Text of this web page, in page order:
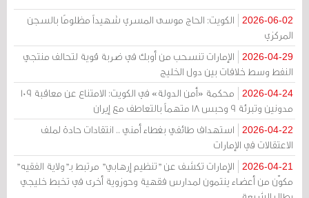
2026-06-02
الكويت: الحاج موسى المسري شهيداً مظلومًا بالسجن
المركزي
2026-04-29
الإمارات تنسحب من أوبك في ضربة قوية لتحالف منتجي
النفط وسط خلافات بين دول الخليج
2026-04-24
محكمة «أمن الدولة» في الكويت: الامتناع عن معاقبة 109
مدونين وتبرئة 9 وحبس 18 متهماً بالتعاطف مع إيران
2026-04-22
استهداف طائفي بغطاء أمني .. انتقادات حادة لملف
الاعتقالات في الإمارات
2026-04-21
الإمارات تكشف عن "تنظيم إرهابي" مرتبط بـ"ولاية الفقيه"
مكوّن من أعضاء ينتمون لمدارس فقهية وحوزوية أخرى في تخبط خليجي